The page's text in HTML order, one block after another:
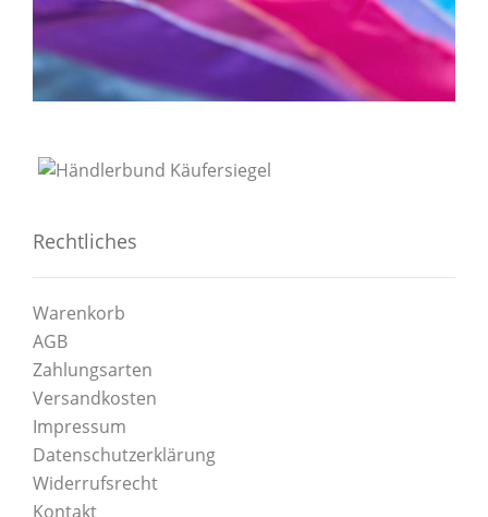
Rechtliches
Warenkorb
AGB
Zahlungsarten
Versandkosten
Impressum
Datenschutzerklärung
Widerrufsrecht
Kontakt